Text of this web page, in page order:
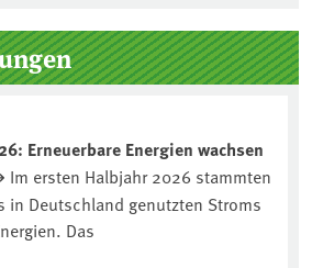
wie wird der Boden des
und was passiert
während eines solchen
Jetzt
interview/sc202-
die-kuer-der-krume/
Erneuerbare Energien wachsen
Im ersten Halbjahr 2026 stammten
in Deutschland genutzten Stroms
Das